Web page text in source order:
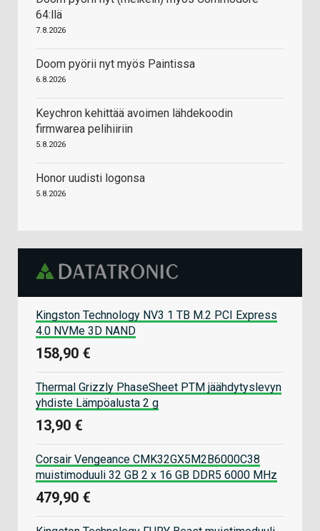
64:llä
7.8.2026
Doom pyörii nyt myös Paintissa
6.8.2026
Keychron kehittää avoimen lähdekoodin
firmwarea pelihiiriin
5.8.2026
Honor uudisti logonsa
5.8.2026
Kingston Technology NV3 1 TB M.2 PCI Express
4.0 NVMe 3D NAND
158,90 €
Thermal Grizzly PhaseSheet PTM jäähdytyslevyn
yhdiste Lämpöalusta 2 g
13,90 €
Corsair Vengeance CMK32GX5M2B6000C38
muistimoduuli 32 GB 2 x 16 GB DDR5 6000 MHz
479,90 €